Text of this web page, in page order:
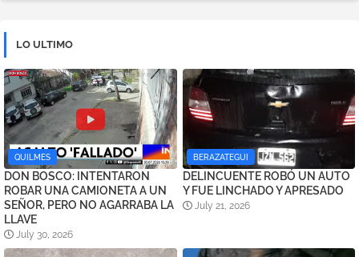
LO ULTIMO
QUILMES
DON BOSCO: INTENTARON
ROBAR UNA CAMIONETA A UN
SEÑOR, PERO NO AGARRABA LA
LLAVE
July 30, 2026
BERAZATEGUI
DELINCUENTE ROBÓ UN AUTO
Y FUE LINCHADO Y APRESADO
July 21, 2026